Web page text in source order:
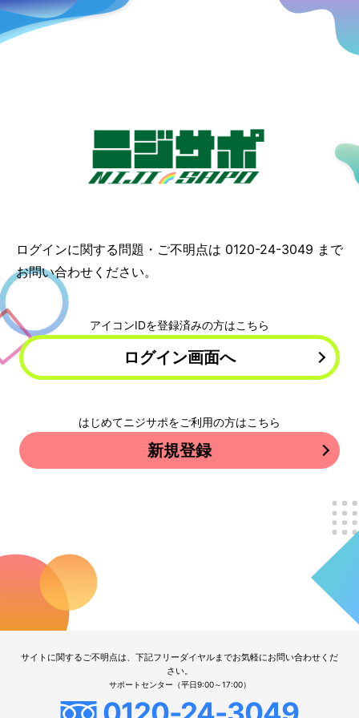
ログインに関する問題・ご不明点は 0120-24-3049 まで
お問い合わせください。
アイコンIDを登録済みの方はこちら
ログイン画面へ
はじめてニジサポをご利用の方はこちら
新規登録
サイトに関するご不明点は、下記フリーダイヤルまでお気軽にお問い合わせくだ
さい。
サポートセンター（平日9:00～17:00）